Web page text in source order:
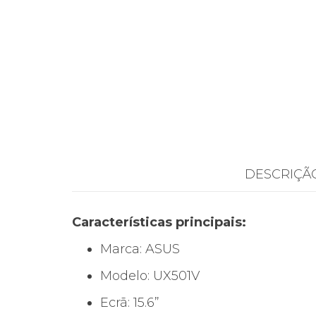
Características principais:
Marca: ASUS
Modelo: UX501V
Ecrã: 15.6”